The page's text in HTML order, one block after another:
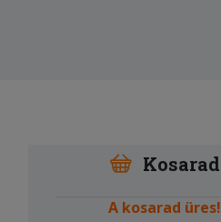
Kosarad
A kosarad üres!